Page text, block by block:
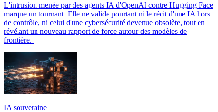
L'intrusion menée par des agents IA d'OpenAI contre Hugging Face
marque un tournant. Elle ne valide pourtant ni le récit d'une IA hors
de contrôle, ni celui d'une cybersécurité devenue obsolète, tout en
révélant un nouveau rapport de force autour des modèles de
frontière.
IA souveraine